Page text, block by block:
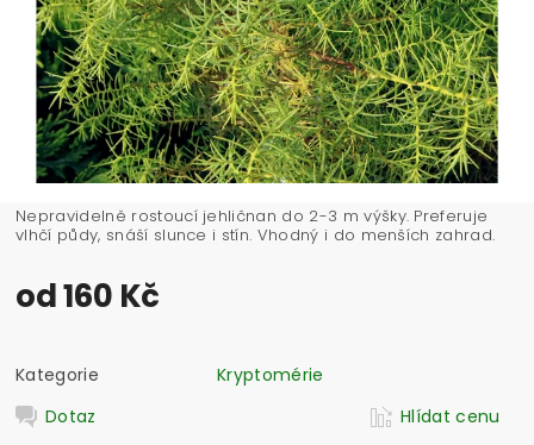
Nepravidelně rostoucí jehličnan do 2-3 m výšky. Preferuje
vlhčí půdy, snáší slunce i stín. Vhodný i do menších zahrad.
od 160 Kč
Kategorie
Kryptomérie
Dotaz
Hlídat cenu